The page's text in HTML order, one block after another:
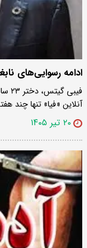
ادامه رسوایی‌های
آنلاین «فیا» تنها چند
۲۰ تیر ۱۴۰۵